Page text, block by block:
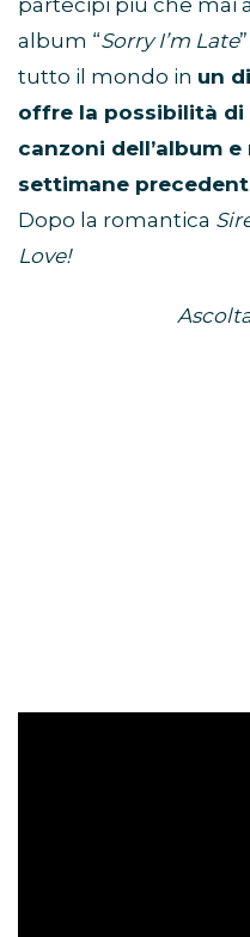
partecipi più che mai
album “Sorry I’m Late
tutto il mondo in un
offre la possibilità di
canzoni dell’album
settimane
Dopo la romantica
Love!